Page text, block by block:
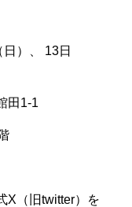
）、 13日
田 1-1
X （旧twitter）を